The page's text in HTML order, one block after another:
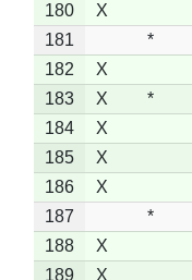
180
X
181
*
182
X
183
X *
184
X
185
X
186
X
187
*
188
X
189
X